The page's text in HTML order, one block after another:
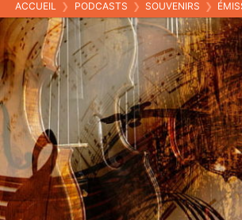
ACCUEIL ❯ PODCASTS ❯ SOUVENIRS ❯ ÉMISSIONS